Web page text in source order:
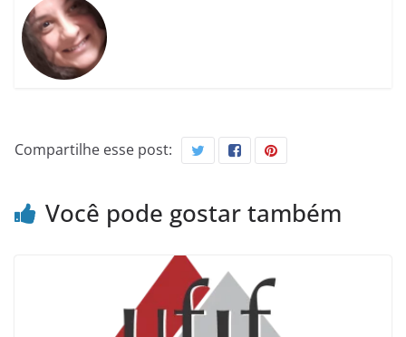
Compartilhe esse post:
Você pode gostar também